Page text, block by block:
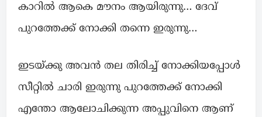
കാറിൽ ആകെ മൗനം ആയിരുന്നു… ദേവ്
പുറത്തേക്ക് നോക്കി തന്നെ ഇരുന്നു…
ഇടയ്ക്കു അവന്‍ തല തിരിച്ച് നോക്കിയപ്പോൾ
സീറ്റില്‍ ചാരി ഇരുന്നു പുറത്തേക്ക് നോക്കി
എന്തോ ആലോചിക്കുന്ന അപ്പുവിനെ ആണ്